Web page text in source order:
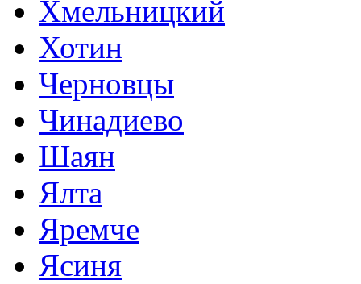
Хмельницкий
Хотин
Черновцы
Чинадиево
Шаян
Ялта
Яремче
Ясиня